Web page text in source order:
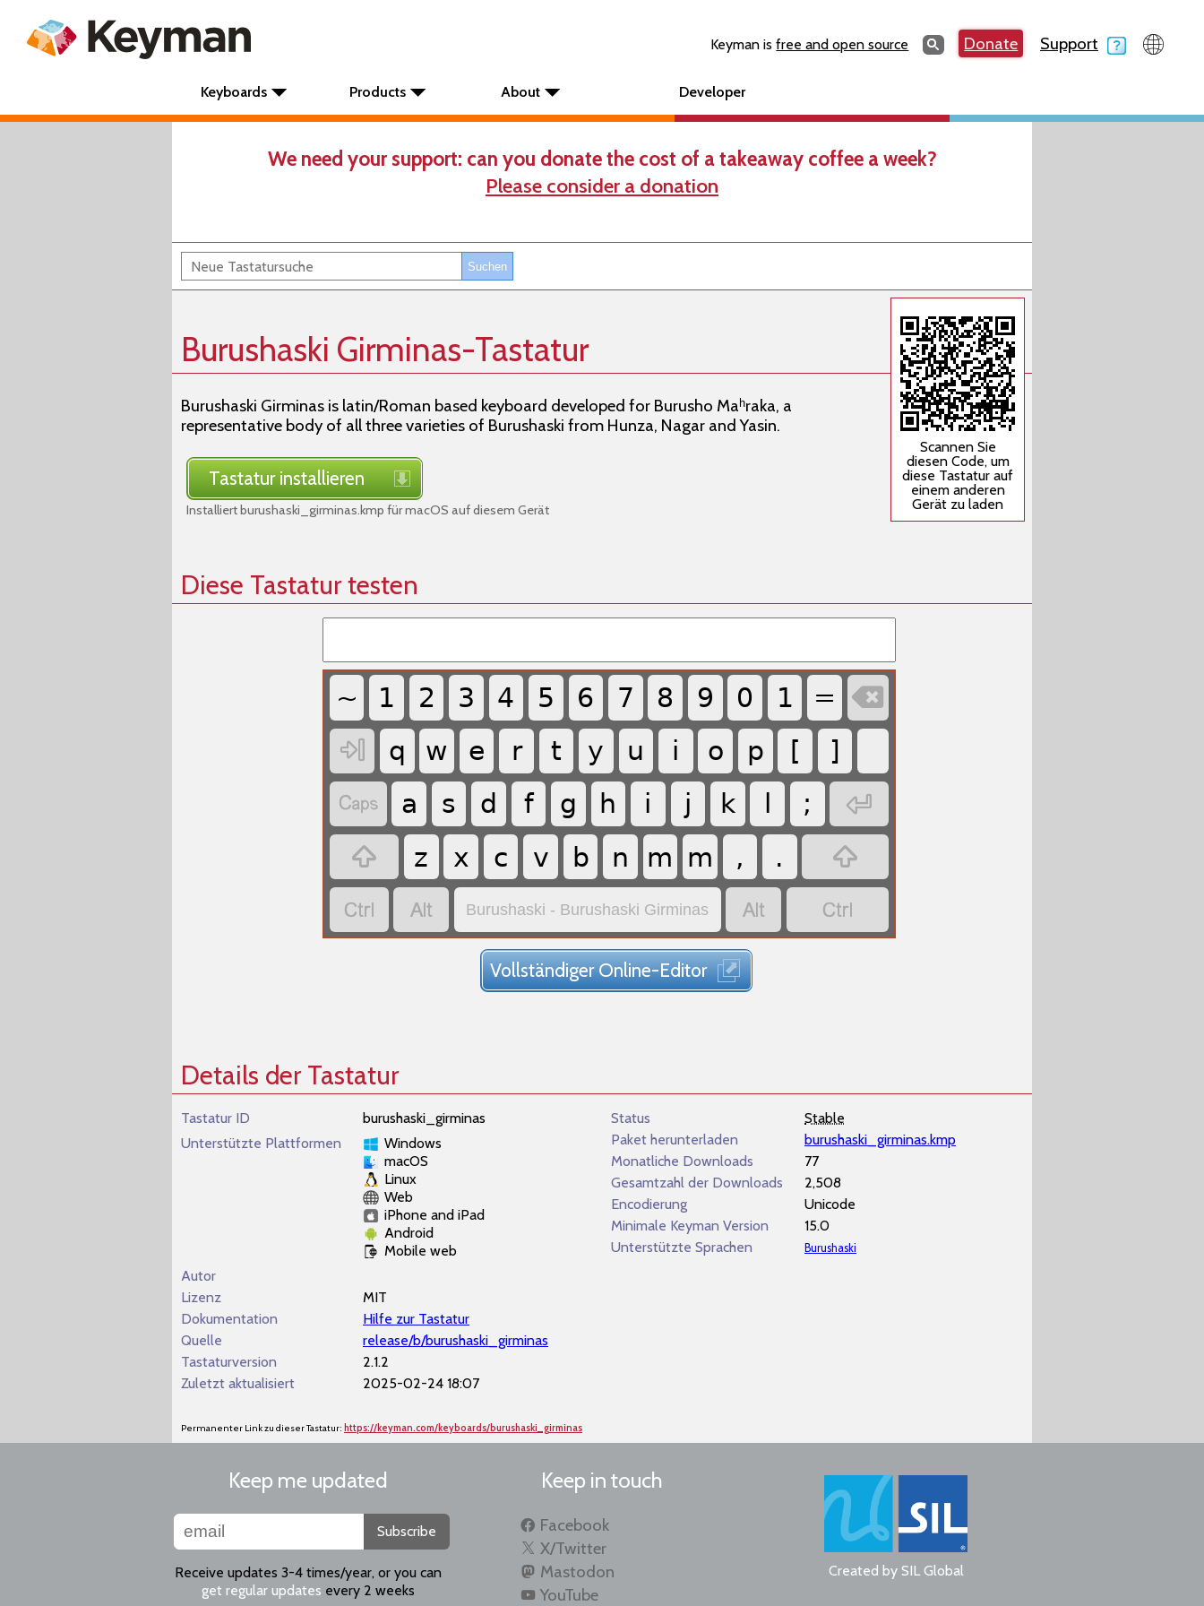
Keyman isfree and open source SearchSearchDonate Support
Keyboards Products About Developer
We need your support: can you donate the cost of a takeaway coffee a week?
Please consider a donation
Scannen Sie
diesen Code, um
diese Tastatur auf
einem anderen
Gerät zu laden
Burushaski Girminas-Tastatur
Burushaski Girminas is latin/Roman based keyboard developed for Burusho Maʰraka, a
representative body of all three varieties of Burushaski from Hunza, Nagar and Yasin.
Tastatur installieren
Installiert burushaski_girminas.kmp für macOS auf diesem Gerät
Diese Tastatur testen
~ 1 2 3 4 5 6 7 8 9 0 1 = 

q w e r t y u i o p [ ]
 a s d f g h i j k ;


z x c v b n m m , .


 Burushaski - Burushaski Girminas  
Vollständiger Online-Editor
Details der Tastatur
Tastatur ID
burushaski_girminas
Unterstützte Plattformen
Windows
macOS
Linux
Web
iPhone and iPad
Android
Mobile web
Autor
Lizenz
MIT
Dokumentation
Hilfe zur Tastatur
Quelle
release/b/burushaski_girminas
Tastaturversion
2.1.2
Zuletzt aktualisiert
2025-02-24 18:07
Status
Stable
Paket herunterladen
burushaski_girminas.kmp
Monatliche Downloads
77
Gesamtzahl der Downloads
2,508
Encodierung
Unicode
Minimale Keyman Version
15.0
Unterstützte Sprachen
Burushaski
Permanenter Link zu dieser Tastatur: https://keyman.com/keyboards/burushaski_girminas
Keep me updated
Subscribe
Receive updates 3-4 times/year, or you can
get regular updates every 2 weeks
Keep in touch
Facebook
X/Twitter
Mastodon
YouTube
Created by SIL Global